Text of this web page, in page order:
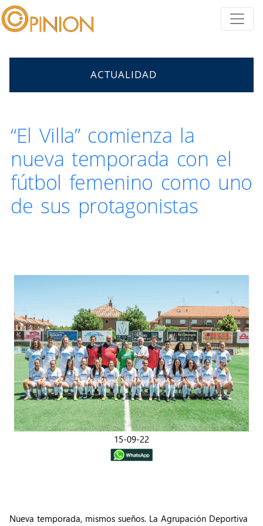
ACTUALIDAD
“El Villa” comienza la
nueva temporada con el
fútbol femenino como uno
de sus protagonistas
15-09-22
Nueva temporada, mismos sueños. La Agrupación Deportiva